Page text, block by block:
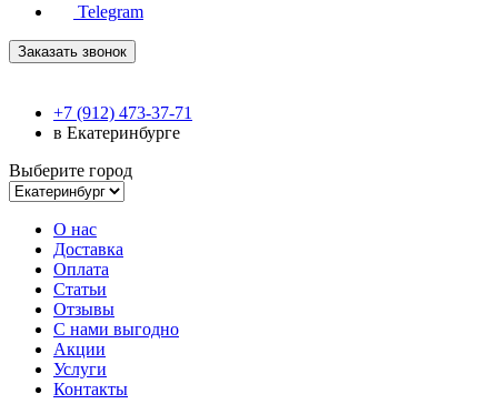
Telegram
Заказать звонок
+7 (912) 473-37-71
в Екатеринбурге
Выберите город
О нас
Доставка
Оплата
Статьи
Отзывы
С нами выгодно
Акции
Услуги
Контакты